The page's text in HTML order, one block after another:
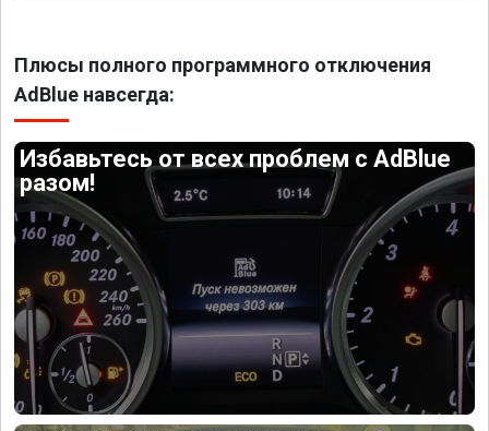
Плюсы полного программного отключения
AdBlue навсегда:
Избавьтесь от всех проблем с AdBlue
разом!